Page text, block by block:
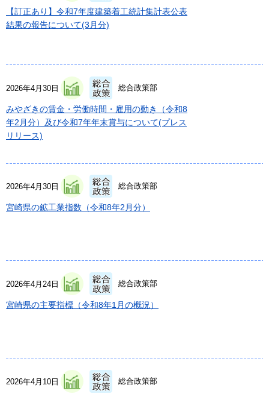
【訂正あり】令和7年度建築着工統計集計表公表
結果の報告について(3月分)
2026年4月30日 総合政策部
みやざきの賃金・労働時間・雇用の動き（令和8
年2月分）及び令和7年年末賞与について(プレス
リリース)
2026年4月30日 総合政策部
宮崎県の鉱工業指数（令和8年2月分）
2026年4月24日 総合政策部
宮崎県の主要指標（令和8年1月の概況）
2026年4月10日 総合政策部